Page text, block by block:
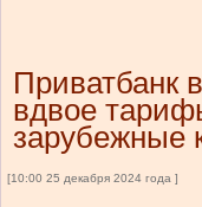
Приватбанк
вдвое
зарубежные
[10:00 25 декабря 2024 года ]